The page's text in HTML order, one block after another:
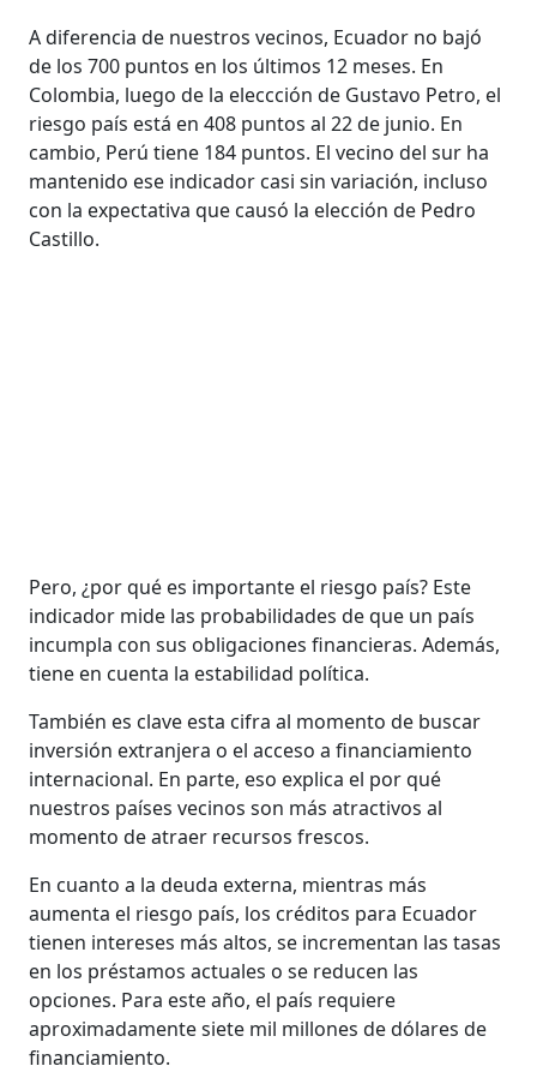
A diferencia de nuestros vecinos, Ecuador no bajó
de los 700 puntos en los últimos 12 meses. En
Colombia, luego de la eleccción de Gustavo Petro, el
riesgo país está en 408 puntos al 22 de junio. En
cambio, Perú tiene 184 puntos. El vecino del sur ha
mantenido ese indicador casi sin variación, incluso
con la expectativa que causó la elección de Pedro
Castillo.
Pero, ¿por qué es importante el riesgo país? Este
indicador mide las probabilidades de que un país
incumpla con sus obligaciones financieras. Además,
tiene en cuenta la estabilidad política.
También es clave esta cifra al momento de buscar
inversión extranjera o el acceso a financiamiento
internacional. En parte, eso explica el por qué
nuestros países vecinos son más atractivos al
momento de atraer recursos frescos.
En cuanto a la deuda externa, mientras más
aumenta el riesgo país, los créditos para Ecuador
tienen intereses más altos, se incrementan las tasas
en los préstamos actuales o se reducen las
opciones. Para este año, el país requiere
aproximadamente siete mil millones de dólares de
financiamiento.